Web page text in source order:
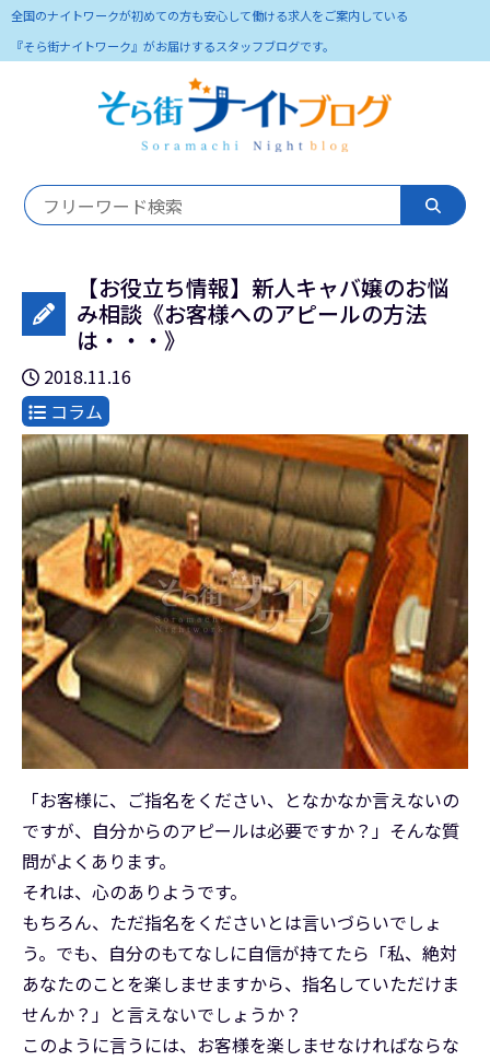
全国のナイトワークが初めての方も安心して働ける求人をご案内している
『そら街ナイトワーク』がお届けするスタッフブログです。
【お役立ち情報】新人キャバ嬢のお悩
み相談《お客様へのアピールの方法
は・・・》
2018.11.16
コラム
「お客様に、ご指名をください、となかなか言えないの
ですが、自分からのアピールは必要ですか？」そんな質
問がよくあります。
それは、心のありようです。
もちろん、ただ指名をくださいとは言いづらいでしょ
う。でも、自分のもてなしに自信が持てたら「私、絶対
あなたのことを楽しませますから、指名していただけま
せんか？」と言えないでしょうか？
このように言うには、お客様を楽しませなければならな